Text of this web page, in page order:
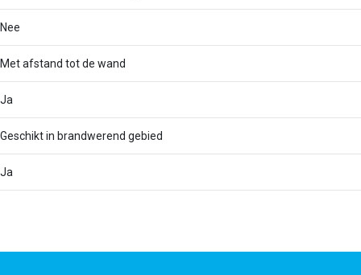
Nee
Met afstand tot de wand
Ja
Geschikt in brandwerend gebied
Ja